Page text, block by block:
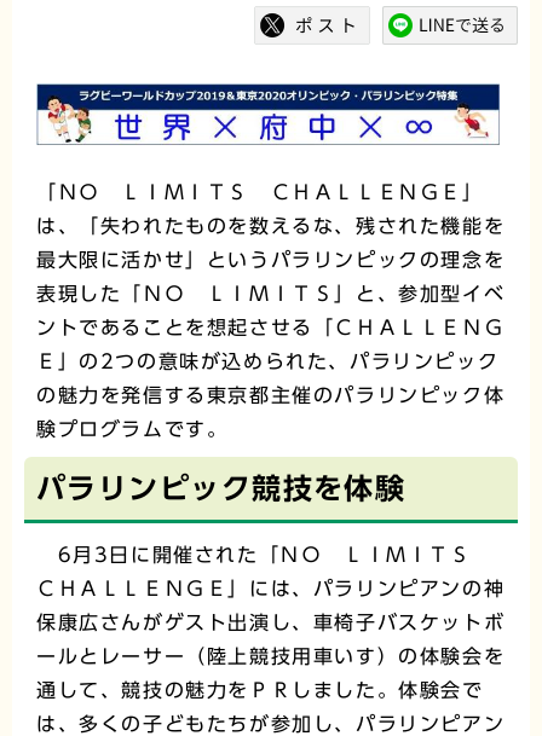
「ＮＯ ＬＩＭＩＴＳ ＣＨＡＬＬＥＮＧＥ」
は、「失われたものを数えるな、残された機能を
最大限に活かせ」というパラリンピックの理念を
表現した「ＮＯ ＬＩＭＩＴＳ」と、参加型イベ
ントであることを想起させる「ＣＨＡＬＬＥＮＧ
Ｅ」の2つの意味が込められた、パラリンピック
の魅力を発信する東京都主催のパラリンピック体
験プログラムです。
パラリンピック競技を体験
6月3日に開催された「ＮＯ ＬＩＭＩＴＳ
ＣＨＡＬＬＥＮＧＥ」には、パラリンピアンの神
保康広さんがゲスト出演し、車椅子バスケットボ
ールとレーサー（陸上競技用車いす）の体験会を
通して、競技の魅力をＰＲしました。体験会で
は、多くの子どもたちが参加し、パラリンピアン